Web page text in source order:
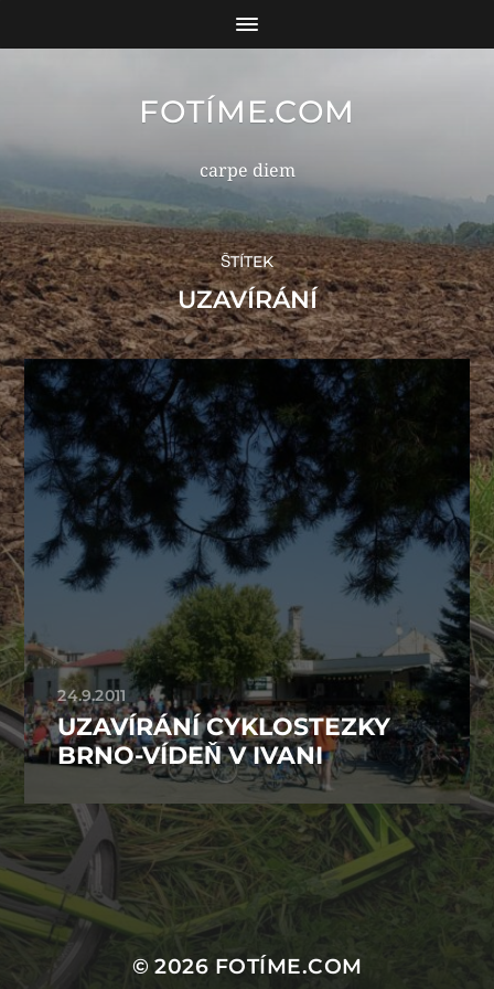
FOTÍME.COM
carpe diem
ŠTÍTEK
UZAVÍRÁNÍ
24.9.2011
UZAVÍRÁNÍ CYKLOSTEZKY
BRNO-VÍDEŇ V IVANI
© 2026 FOTÍME.COM